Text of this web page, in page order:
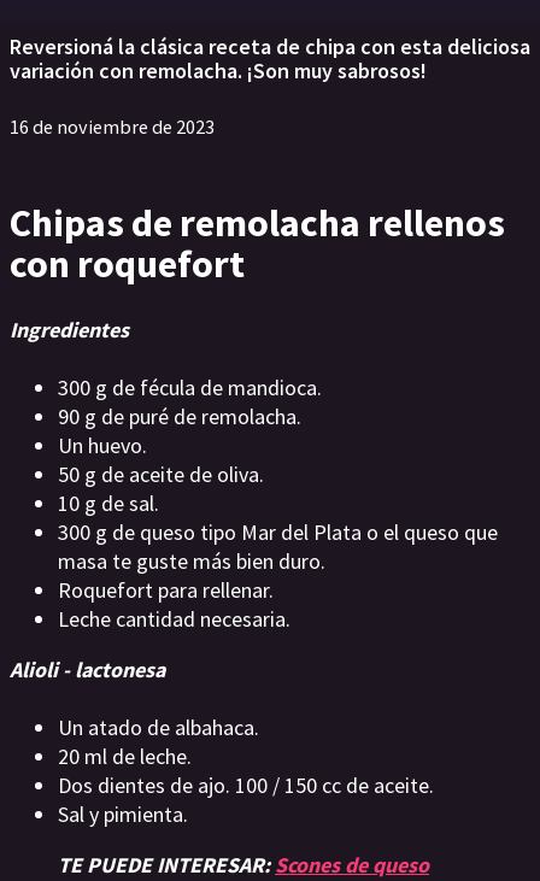
Reversioná la clásica receta de chipa con esta deliciosa
variación con remolacha. ¡Son muy sabrosos!
16 de noviembre de 2023
Chipas de remolacha rellenos
con roquefort
Ingredientes
300 g de fécula de mandioca.
90 g de puré de remolacha.
Un huevo.
50 g de aceite de oliva.
10 g de sal.
300 g de queso tipo Mar del Plata o el queso que
masa te guste más bien duro.
Roquefort para rellenar.
Leche cantidad necesaria.
Alioli - lactonesa
Un atado de albahaca.
20 ml de leche.
Dos dientes de ajo. 100 / 150 cc de aceite.
Sal y pimienta.
TE PUEDE INTERESAR:Scones de queso